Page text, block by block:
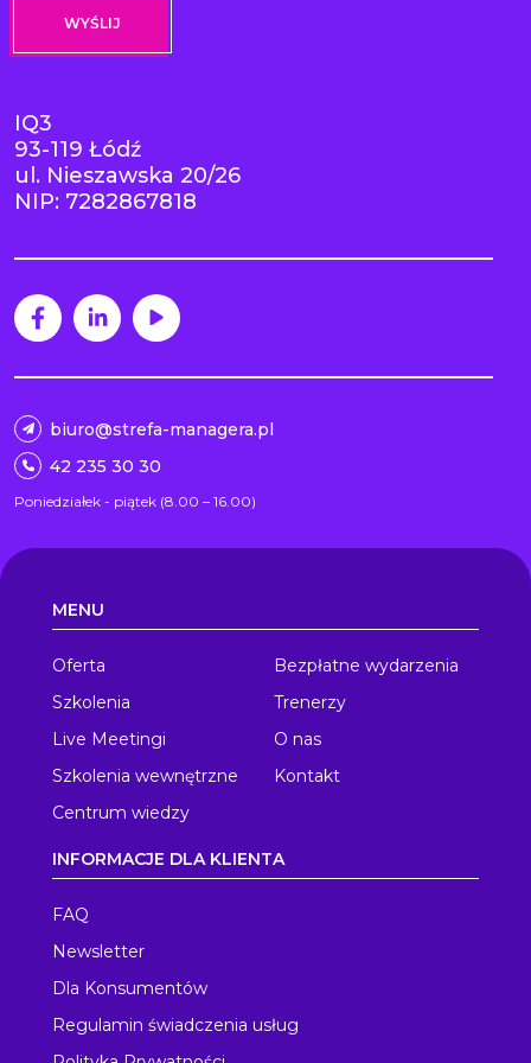
IQ3
93-119 Łódź
ul. Nieszawska 20/26
NIP: 7282867818
biuro@strefa-managera.pl
42 235 30 30
Poniedziałek - piątek (8.00 – 16.00)
MENU
Oferta
Szkolenia
Live Meetingi
Szkolenia wewnętrzne
Centrum wiedzy
Bezpłatne wydarzenia
Trenerzy
O nas
Kontakt
INFORMACJE DLA KLIENTA
FAQ
Newsletter
Dla Konsumentów
Regulamin świadczenia usług